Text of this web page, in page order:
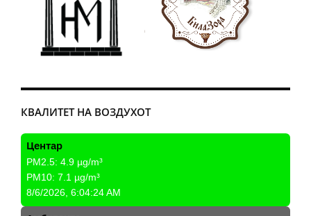
КВАЛИТЕТ НА ВОЗДУХОТ
Центар
PM2.5: 4.9 µg/m³
PM10: 7.1 µg/m³
8/6/2026, 6:04:24 AM